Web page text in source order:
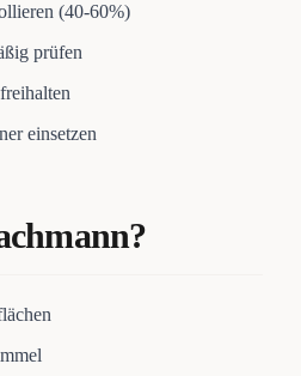
(40-60%)
prüfen
freihalten
einsetzen